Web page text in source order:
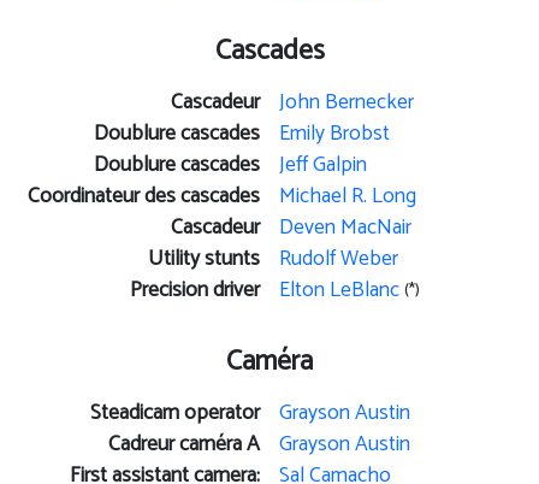
Cascades
Cascadeur John Bernecker
Doublure cascades Emily Brobst
Doublure cascades Jeff Galpin
Coordinateur des cascades Michael R. Long
Cascadeur Deven MacNair
Utility stunts Rudolf Weber
Precision driver Elton LeBlanc(*)
Caméra
Steadicam operator Grayson Austin
Cadreur caméra A Grayson Austin
First assistant camera: Sal Camacho